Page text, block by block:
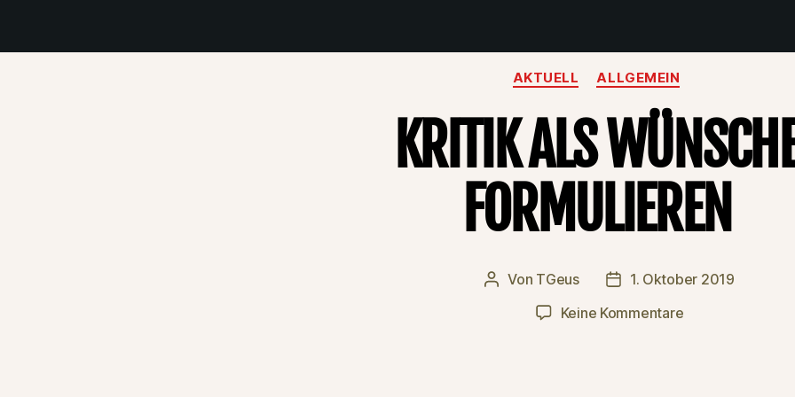
Kategorien
AKTUELL ALLGEMEIN
KRITIK ALS
FORMULIEREN
Beitragsautor
Von TGeus Beitragsdatum
1. Oktober 2019
Keine Kommentarezu